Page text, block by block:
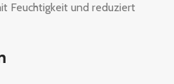
Feuchtigkeit und reduziert